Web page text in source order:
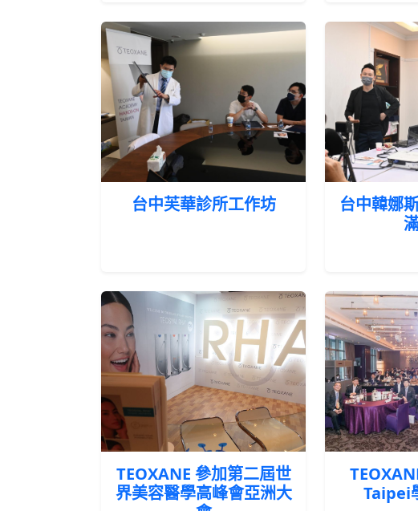
台中芙華診所工作坊
台中韓娜
TEOXANE 參加第二屆世
界美容醫學高峰會亞洲大
Taipei